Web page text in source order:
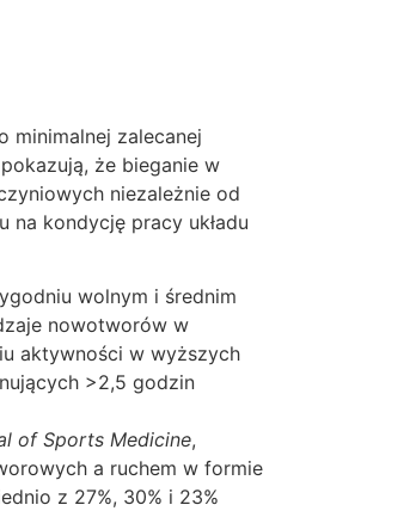
minimalnej zalecanej
że bieganie w
niezależnie od
na kondycję pracy układu
wolnym i średnim
nowotworów w
aktywności w wyższych
>2,5 godzin
of Sports Medicine,
a ruchem w formie
z 27%, 30% i 23%